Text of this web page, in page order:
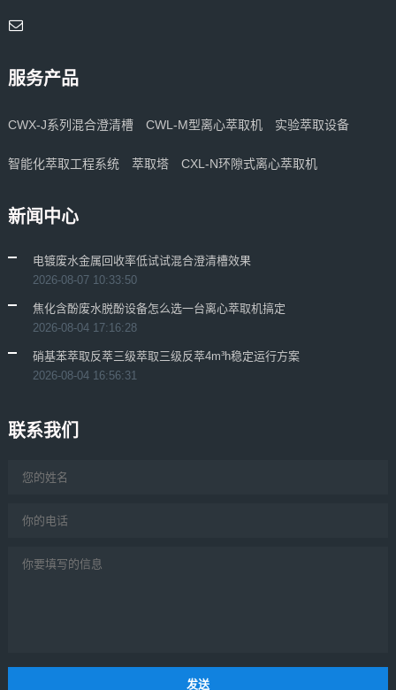
服务产品
CWX-J系列混合澄清槽 CWL-M型离心萃取机 实验萃取设备
智能化萃取工程系统 萃取塔 CXL-N环隙式离心萃取机
新闻中心
电镀废水金属回收率低试试混合澄清槽效果
2026-08-07 10:33:50
焦化含酚废水脱酚设备怎么选一台离心萃取机搞定
2026-08-04 17:16:28
硝基苯萃取反萃三级萃取三级反萃4m³h稳定运行方案
2026-08-04 16:56:31
联系我们
发送